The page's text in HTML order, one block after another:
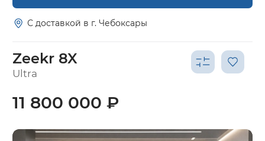
С доставкой в г. Чебоксары
Zeekr 8X
Ultra
11 800 000 ₽